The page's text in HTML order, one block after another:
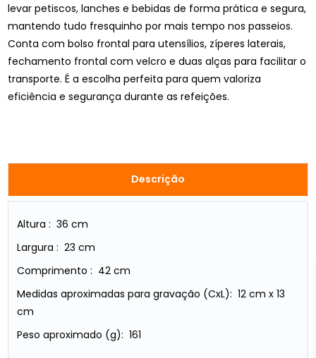
levar petiscos, lanches e bebidas de forma prática e segura,
mantendo tudo fresquinho por mais tempo nos passeios.
Conta com bolso frontal para utensílios, zíperes laterais,
fechamento frontal com velcro e duas alças para facilitar o
transporte. É a escolha perfeita para quem valoriza
eficiência e segurança durante as refeições.
Descrição
Altura : 36 cm
Largura : 23 cm
Comprimento : 42 cm
Medidas aproximadas para gravação (CxL): 12 cm x 13
cm
Peso aproximado (g): 161